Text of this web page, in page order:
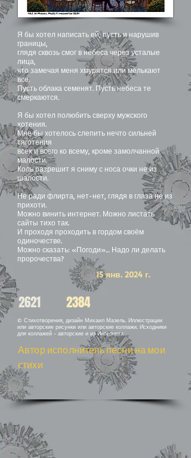
Я бы хотел написать ей, пусть и нарушив
границы,
глядя сквозь смог в небеса через усталые
лица,
что замечая меня хмурятся или мелькают
все.
Пусть облака семенят. Пусть небеса те
смеркаются.
Я бы хотел полюбить сверху мужского
хотения.
Мне бы хотелось слепить нечто сильней
тяготения
всех и всего ко всему, кроме замолчанной
малости.
Коль разрешит я сниму с носа очки не из
шалости.
Не ради флирта, нет-нет, глядя в глаза не из
прихоти.
Можно винить интернет. Можно листать
сайты тихо так.
И проходя проходить в гордом своём
одиночестве.
Можно сказать: «Погоди»… Надо ли делать
пророчества?
15 янв. 2024 г.
2621 2384
© Стихотворения, дизайн Михаил Мазель. Иллюстрации
или авторские рисунки или авторские коллажи. Исходники
для коллажей - авторские и из Интернета.
Автор исполнитель песни на мои
стихи